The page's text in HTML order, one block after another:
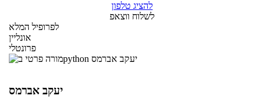
להציג טלפון
לשלוח ווצאפ
לפרופיל המלא
אונליין
פרונטלי
יעקב אברמס